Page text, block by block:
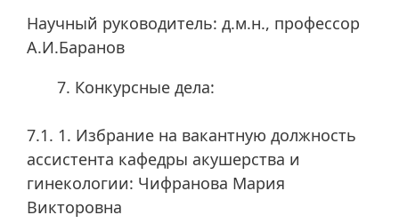
Научный руководитель: д.м.н., профессор
А.И.Баранов
Конкурсные дела:
7.1. 1. Избрание на вакантную должность
ассистента кафедры акушерства и
гинекологии: Чифранова Мария
Викторовна